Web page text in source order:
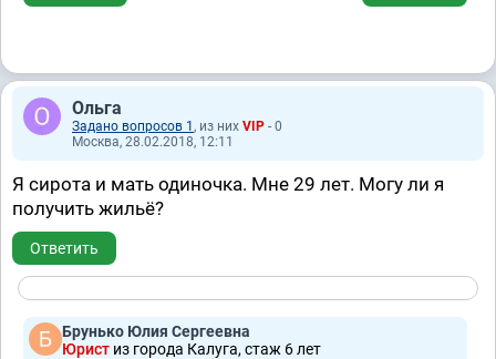
Ольга
Задано вопросов 1 , из них VIP - 0
Москва, 28.02.2018, 12:11
Я сирота и мать одиночка. Мне 29 лет. Могу ли я
получить жильё?
Ответить
Брунько Юлия Сергеевна
Юрист из города Калуга, стаж 6 лет